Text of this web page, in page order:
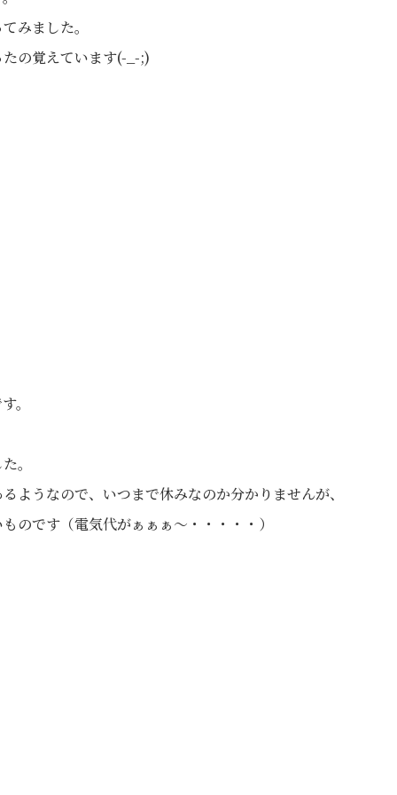
みました。
の覚えています(-_-;)
。
。
ようなので、いつまで休みなのか分かりませんが、
のです（電気代がぁぁぁ～・・・・・）